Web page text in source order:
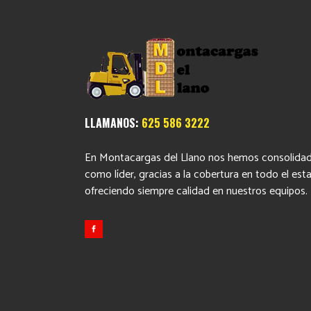
LLAMANOS: 625 586 3222
En Montacargas del Llano nos hemos
como líder, gracias a la cobertura en todo el
ofreciendo siempre calidad en nuestros equipos.